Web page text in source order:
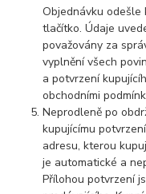
Objednávku odešle
tlačítko. Údaje
považovány za
vyplnění všech
a potvrzení
obchodními
Neprodleně po
kupujícímu
adresu, kterou
je automatické a
Přílohou potvrzení